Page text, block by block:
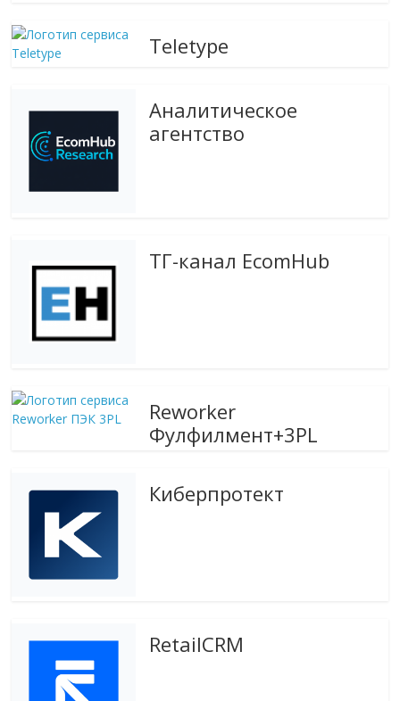
изменения
с
Teletype
Аналитическое
агентство
ТГ-канал EcomHub
Reworker
Фулфилмент+3PL
Киберпротект
RetailCRM